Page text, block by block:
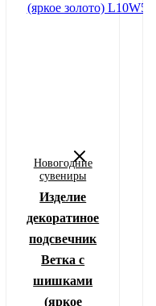
Новогодние
сувениры
Изделие
декоратиное
подсвечник
Ветка с
шишками
(яркое